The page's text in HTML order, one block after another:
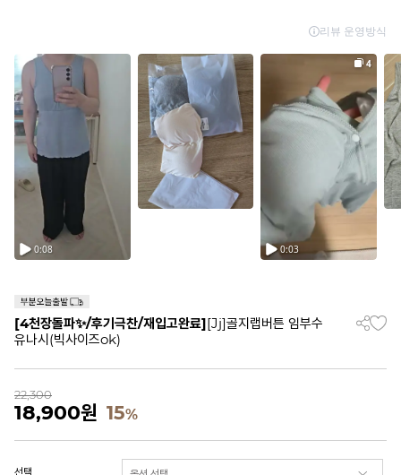
[4천장돌파✨/후기극찬/재입고완료][Jj]골지랩버튼 임부수
유나시(빅사이즈ok)
22,300
18,900원 15%
선택